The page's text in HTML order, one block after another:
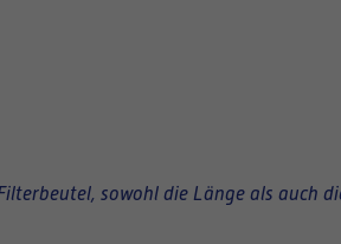
sowohl die Länge als auch